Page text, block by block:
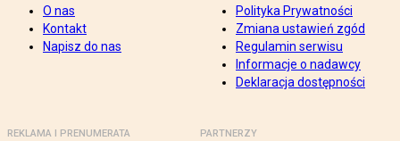
O nas
Kontakt
Napisz do nas
Polityka Prywatności
Zmiana ustawień zgód
Regulamin serwisu
Informacje o nadawcy
Deklaracja dostępności
REKLAMA I PRENUMERATA PARTNERZY